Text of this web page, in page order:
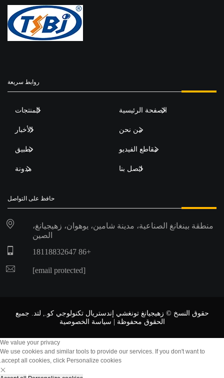
روابط سريعة
الصفحة الرئيسية المنتجات
من نحن الأخبار
مقاطع الفيديو تطبيق
اتصل بنا مدونة
حافظ على التواصل
منطقة بينغانغ الصناعية، مدينة شامين، يوهوان، زهيجيانغ،
الصين
+86 18118832647
[email protected]
حقوق النسخ © زهيجيانغ تونغشي إندستريال تكنولوجي كو., لتد. جميع
الحقوق محفوظة | سياسة الخصوصية
We value your privacy
We use cookies and similar tools to provide our services. If you don't want to
accept all cookies, click Personalize cookies.